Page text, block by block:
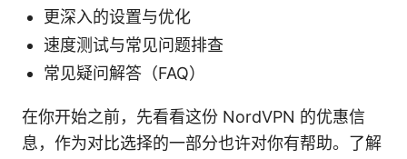
更深入的设置与优化
速度测试与常见问题排查
常见疑问解答（FAQ）
在你开始之前，先看看这份 NordVPN 的优惠信
息，作为对比选择的一部分也许对你有帮助。了解